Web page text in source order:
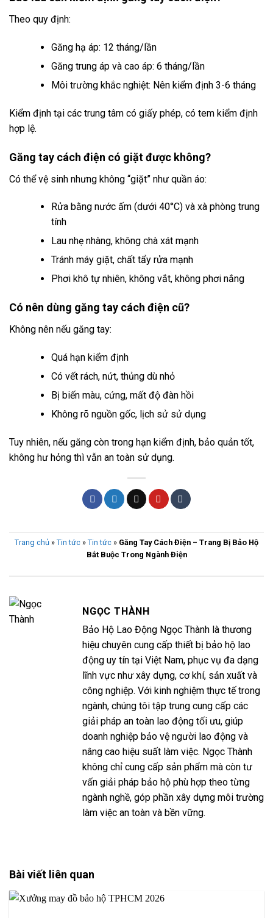
Theo quy định:
Găng hạ áp: 12 tháng/lần
Găng trung áp và cao áp: 6 tháng/lần
Môi trường khắc nghiệt: Nên kiểm định 3-6 tháng
Kiểm định tại các trung tâm có giấy phép, có tem kiểm định
hợp lệ.
Găng tay cách điện có giặt được không?
Có thể vệ sinh nhưng không “giặt” như quần áo:
Rửa bằng nước ấm (dưới 40°C) và xà phòng trung
tính
Lau nhẹ nhàng, không chà xát mạnh
Tránh máy giặt, chất tẩy rửa mạnh
Phơi khô tự nhiên, không vắt, không phơi nắng
Có nên dùng găng tay cách điện cũ?
Không nên nếu găng tay:
Quá hạn kiểm định
Có vết rách, nứt, thủng dù nhỏ
Bị biến màu, cứng, mất độ đàn hồi
Không rõ nguồn gốc, lịch sử sử dụng
Tuy nhiên, nếu găng còn trong hạn kiểm định, bảo quản tốt,
không hư hỏng thì vẫn an toàn sử dụng.
Trang chủ » Tin tức » Tin tức » Găng Tay Cách Điện – Trang Bị Bảo Hộ
Bắt Buộc Trong Ngành Điện
NGỌC THÀNH
Bảo Hộ Lao Động Ngọc Thành là thương
hiệu chuyên cung cấp thiết bị bảo hộ lao
động uy tín tại Việt Nam, phục vụ đa dạng
lĩnh vực như xây dựng, cơ khí, sản xuất và
công nghiệp. Với kinh nghiệm thực tế trong
ngành, chúng tôi tập trung cung cấp các
giải pháp an toàn lao động tối ưu, giúp
doanh nghiệp bảo vệ người lao động và
nâng cao hiệu suất làm việc. Ngọc Thành
không chỉ cung cấp sản phẩm mà còn tư
vấn giải pháp bảo hộ phù hợp theo từng
ngành nghề, góp phần xây dựng môi trường
làm việc an toàn và bền vững.
Bài viết liên quan